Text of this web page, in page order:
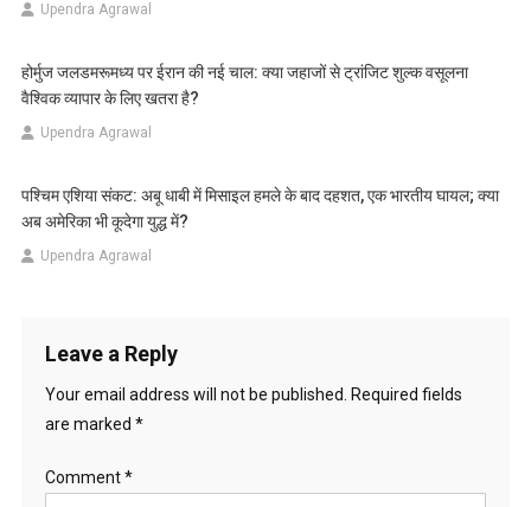
Upendra Agrawal
होर्मुज जलडमरूमध्य पर ईरान की नई चाल: क्या जहाजों से ट्रांजिट शुल्क वसूलना
वैश्विक व्यापार के लिए खतरा है?
Upendra Agrawal
पश्चिम एशिया संकट: अबू धाबी में मिसाइल हमले के बाद दहशत, एक भारतीय घायल; क्या
अब अमेरिका भी कूदेगा युद्ध में?
Upendra Agrawal
Leave a Reply
Your email address will not be published.
Required fields
are marked *
Comment*